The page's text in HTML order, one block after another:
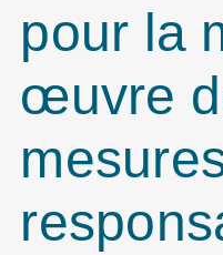
pour la
œuvre